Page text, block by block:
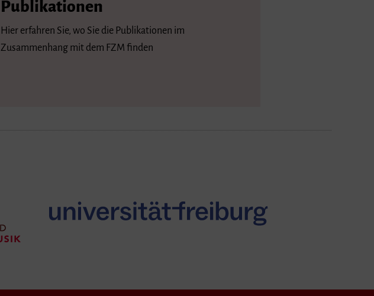
Publikationen
Hier erfahren Sie, wo Sie die Publikationen im
Zusammenhang mit dem FZM finden